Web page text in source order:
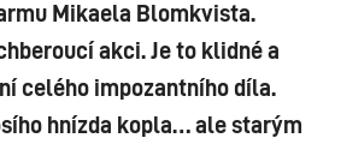
Mikaela Blomkvista.
akci. Je to klidné a
celého impozantního díla.
hnízda kopla… ale starým